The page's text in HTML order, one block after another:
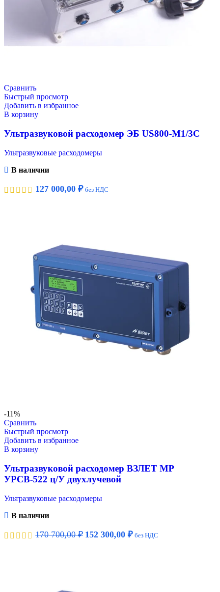
Сравнить
Быстрый просмотр
Добавить в избранное
В корзину
Ультразвуковой расходомер ЭБ US800-М1/3С
Ультразвуковые расходомеры
В наличии
127 000,00 ₽ без НДС
-11%
Сравнить
Быстрый просмотр
Добавить в избранное
В корзину
Ультразвуковой расходомер ВЗЛЕТ МР
УРСВ-522 ц/У двухлучевой
Ультразвуковые расходомеры
В наличии
170 700,00₽ 152 300,00 ₽ без НДС